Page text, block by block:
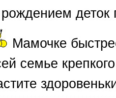
Мамочке
семье